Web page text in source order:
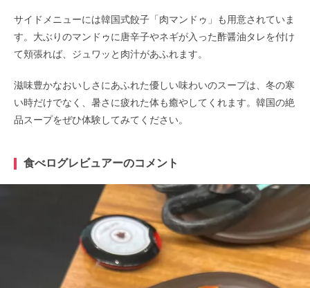
サイドメニューには韓国式餃子「肉マンドゥ」も用意されていま
す。大ぶりのマンドゥに唐辛子やネギが入った酢醤油タレを付け
て頬張れば、ジュワッと肉汁があふれます。
滋味豊かなおいしさにあふれた優しい味わいのスープは、冬の寒
い時だけでなく、暑さに疲れた体も癒やしてくれます。韓国の絶
品スープをぜひ体験してみてください。
食べログレビュアーのコメント